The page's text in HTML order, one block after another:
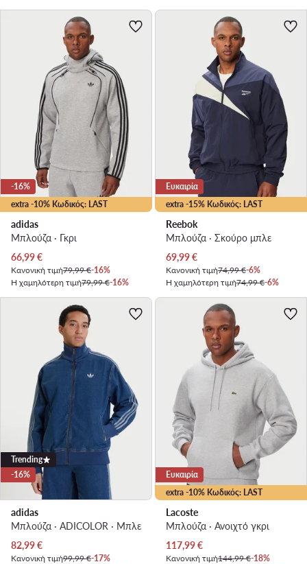
extra -10% Κωδικός: LAST
-16%
adidas
Μπλούζα · Γκρι
Τρέχουσα τιμή
66,99€
Κανονική τιμή79,99 €-16%
Η χαμηλότερη τιμή79,99 €-16%
extra -15% Κωδικός: LAST
Ευκαιρία
Reebok
Μπλούζα · Σκούρο μπλε
Τρέχουσα τιμή
69,99€
Κανονική τιμή74,99 €-6%
Η χαμηλότερη τιμή74,99 €-6%
Trending
-16%
adidas
Μπλούζα · ADICOLOR · Μπλε
Τρέχουσα τιμή
82,99€
Κανονική τιμή99,99 €-17%
extra -10% Κωδικός: LAST
Ευκαιρία
Lacoste
Μπλούζα · Ανοιχτό γκρι
Τρέχουσα τιμή
117,99€
Κανονική τιμή144,99 €-18%